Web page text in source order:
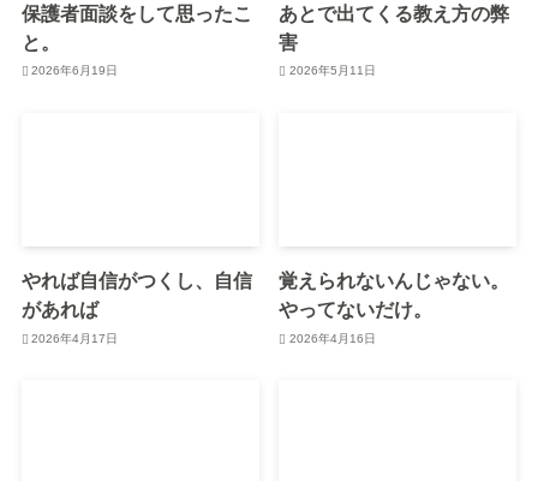
保護者面談をして思ったこ
と。
2026年6月19日
あとで出てくる教え方の弊
害
2026年5月11日
やれば自信がつくし、自信
があれば
2026年4月17日
覚えられないんじゃない。
やってないだけ。
2026年4月16日